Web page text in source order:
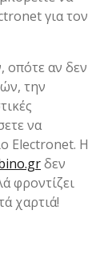
για τον
οπότε αν δεν
την
να
Electronet. Η
δεν
φροντίζει
χαρτιά!